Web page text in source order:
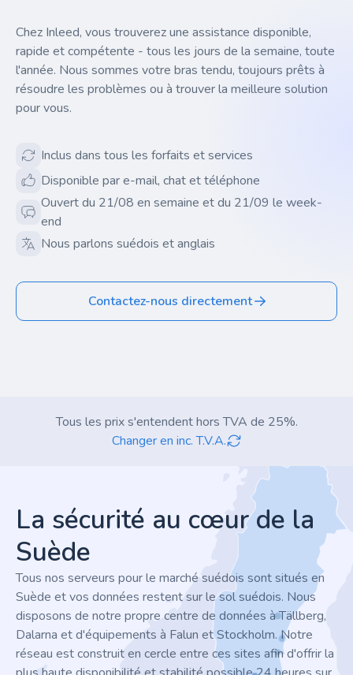
Chez Inleed, vous trouverez une assistance disponible,
rapide et compétente - tous les jours de la semaine, toute
l'année. Nous sommes votre bras tendu, toujours prêts à
résoudre les problèmes ou à trouver la meilleure solution
pour vous.
Inclus dans tous les forfaits et services
Disponible par e-mail, chat et téléphone
Ouvert du 21/08 en semaine et du 21/09 le week-
end
Nous parlons suédois et anglais
Contactez-nous directement
Tous les prix s'entendent hors TVA de 25%.
Changer en inc. T.V.A.
La sécurité au cœur de la
Suède
Tous nos serveurs pour le marché suédois sont situés en
Suède et vos données restent sur le sol suédois. Nous
disposons de notre propre centre de données à Tällberg,
Dalarna et d'équipements à Falun et Stockholm. Notre
réseau est construit en cercle entre ces sites afin d'offrir la